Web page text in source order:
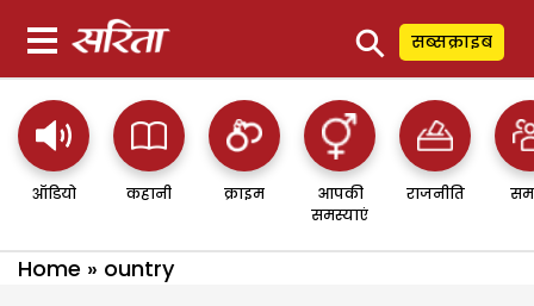
⚲ सब्सक्राइब
ऑडियो कहानी क्राइम
आपकी
समस्याएं
राजनीति
Home » ountry